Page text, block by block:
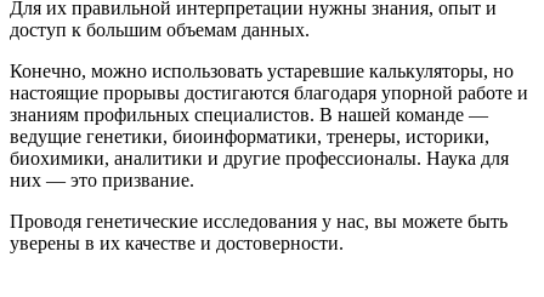
Для их правильной интерпретации нужны знания, опыт и
доступ к большим объемам данных.
Конечно, можно использовать устаревшие калькуляторы, но
настоящие прорывы достигаются благодаря упорной работе и
знаниям профильных специалистов. В нашей команде —
ведущие генетики, биоинформатики, тренеры, историки,
биохимики, аналитики и другие профессионалы. Наука для
них — это призвание.
Проводя генетические исследования у нас, вы можете быть
уверены в их качестве и достоверности.